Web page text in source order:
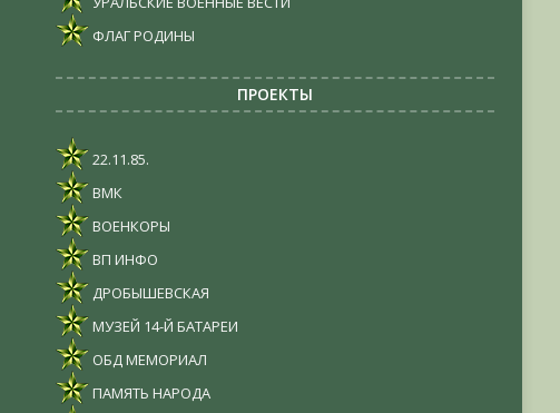
ФЛАГ РОДИНЫ
ПРОЕКТЫ
22.11.85.
ВМК
ВОЕНКОРЫ
ВП ИНФО
ДРОБЫШЕВСКАЯ
МУЗЕЙ 14-Й БАТАРЕИ
ОБД МЕМОРИАЛ
ПАМЯТЬ НАРОДА